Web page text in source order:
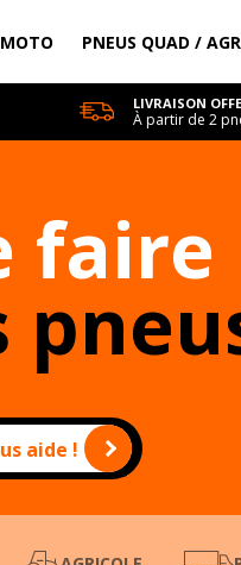
PNEUS QUAD /
LIVRAISON
À partir de 2
faire
aide !